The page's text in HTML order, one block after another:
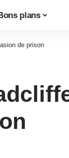
plans
de prison